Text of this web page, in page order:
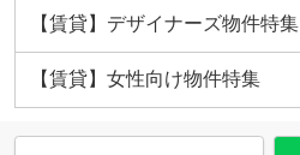
【賃貸】デザイナーズ物件特集
【賃貸】女性向け物件特集